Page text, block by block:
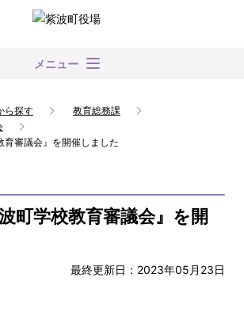
メニュー
ら探す
教育総務課
育審議会』を開催しました
町学校教育審議会』を開
最終更新日：2023年05月23日